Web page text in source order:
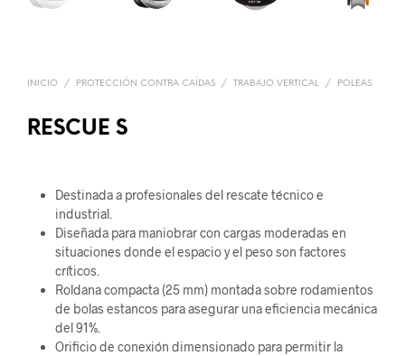
INICIO / PROTECCIÓN CONTRA CAÍDAS / TRABAJO VERTICAL / POLEAS
RESCUE S
Destinada a profesionales del rescate técnico e
industrial.
Diseñada para maniobrar con cargas moderadas en
situaciones donde el espacio y el peso son factores
críticos.
Roldana compacta (25 mm) montada sobre rodamientos
de bolas estancos para asegurar una eficiencia mecánica
del 91%.
Orificio de conexión dimensionado para permitir la